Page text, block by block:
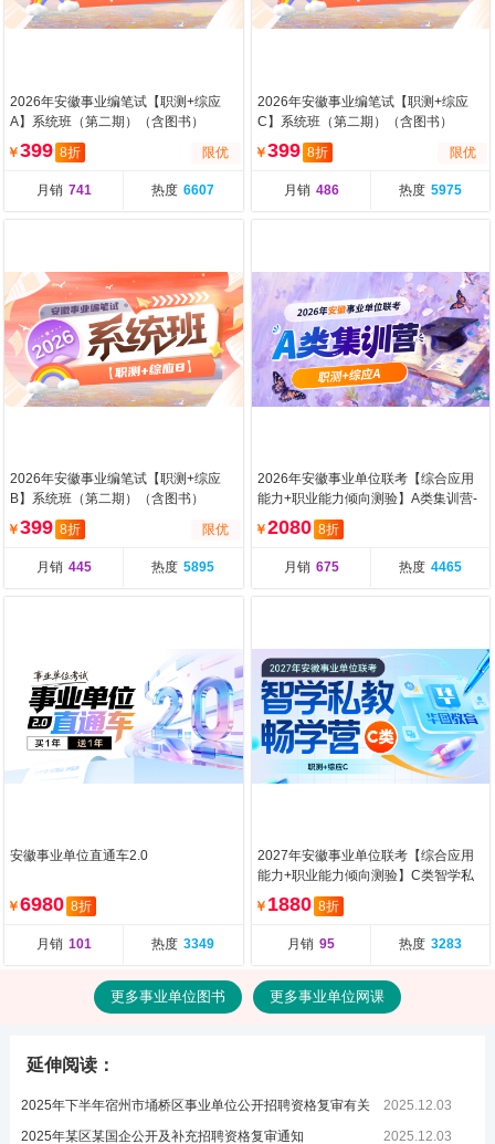
2026年安徽事业编笔试【职测+综应
A】系统班（第二期）（含图书）
￥399 8折 限优
月销 741 热度 6607
2026年安徽事业编笔试【职测+综应
C】系统班（第二期）（含图书）
￥399 8折 限优
月销 486 热度 5975
2026年安徽事业编笔试【职测+综应
B】系统班（第二期）（含图书）
￥399 8折 限优
月销 445 热度 5895
2026年安徽事业单位联考【综合应用
能力+职业能力倾向测验】A类集训营-
第二期（含图书）
￥2080 8折
月销 675 热度 4465
安徽事业单位直通车2.0
￥6980 8折
月销 101 热度 3349
2027年安徽事业单位联考【综合应用
能力+职业能力倾向测验】C类智学私
教畅学营（含图书）
￥ 1880 8折
月销 95 热度 3283
更多事业单位图书 更多事业单位网课
延伸阅读：
2025年下半年宿州市埇桥区事业单位公开招聘资格复审有关
事项的
2025.12.03
2025年某区某国企公开及补充招聘资格复审通知
2025.12.03